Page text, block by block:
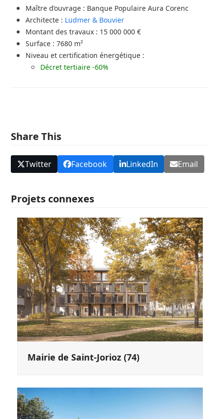
Maître d’ouvrage : Banque Populaire Aura Corenc
Architecte : Ludmer & Bouvier
Montant des travaux : 15 000 000 €
Surface : 7680 m²
Niveau et certification énergétique :
Décret tertiaire -60%
Share This
Twitter Facebook LinkedIn Email
Projets connexes
Mairie de Saint-Jorioz (74)